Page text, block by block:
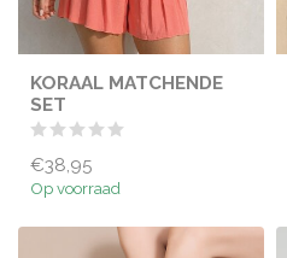
KORAAL MATCHENDE
SET
€38,95
Op voorraad